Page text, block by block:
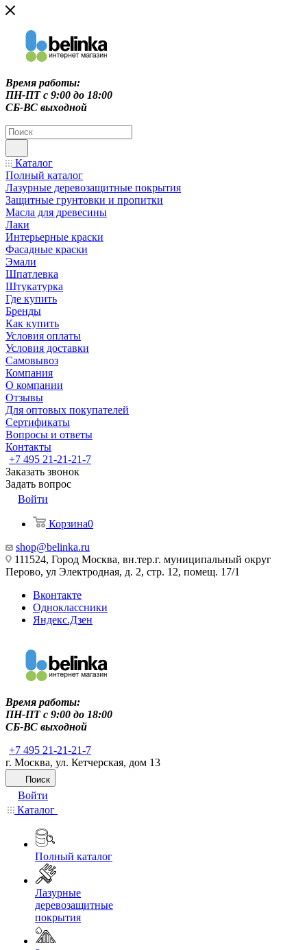
Время работы:
ПН-ПТ c 9:00 до 18:00
СБ-ВС выходной
Каталог
Полный каталог
Лазурные деревозащитные покрытия
Защитные грунтовки и пропитки
Масла для древесины
Лаки
Интерьерные краски
Фасадные краски
Эмали
Шпатлевка
Штукатурка
Где купить
Бренды
Как купить
Условия оплаты
Условия доставки
Самовывоз
Компания
О компании
Отзывы
Для оптовых покупателей
Сертификаты
Вопросы и ответы
Контакты
+7 495 21-21-21-7
Заказать звонок
Задать вопрос
Войти
Корзина0
shop@belinka.ru
111524, Город Москва, вн.тер.г. муниципальный округ
Перово, ул Электродная, д. 2, стр. 12, помещ. 17/1
Вконтакте
Одноклассники
Яндекс.Дзен
Время работы:
ПН-ПТ c 9:00 до 18:00
СБ-ВС выходной
+7 495 21-21-21-7
г. Москва, ул. Кетчерская, дом 13
Поиск
Войти
Каталог
Полный каталог
Лазурные
деревозащитные
покрытия